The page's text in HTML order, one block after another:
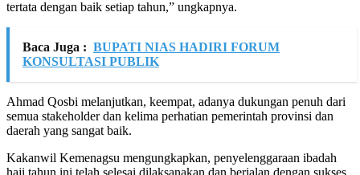
tertata dengan baik setiap tahun,” ungkapnya.
Baca Juga : BUPATI NIAS HADIRI FORUM
KONSULTASI PUBLIK
Ahmad Qosbi melanjutkan, keempat, adanya dukungan penuh dari
semua stakeholder dan kelima perhatian pemerintah provinsi dan
daerah yang sangat baik.
Kakanwil Kemenagsu mengungkapkan, penyelenggaraan ibadah